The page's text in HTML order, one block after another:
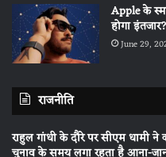
Apple के
होगा इंतजार?
June 29,
राजनीति
राहुल गांधी के दौरे पर सीएम धामी